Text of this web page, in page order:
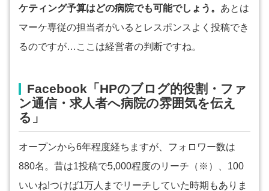
ケティング予算はどの病院でも可能でしょう。 あとは
マーケ専従の担当者がいるとレスポンスよく投稿でき
るのですが…ここは経営者の判断ですね。
Facebook「HPのブログ的役割・ファ
ン通信・求人者へ病院の雰囲気を伝え
る」
オープンから6年程度経ちますが、フォロワー数は
880名。昔は1投稿で5,000程度のリーチ（※）、100
いいね!つけば1万人までリーチしていた時期もありま